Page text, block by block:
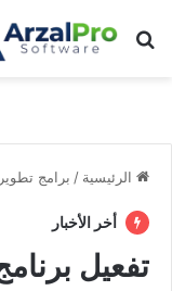
بحث عن
الرئيسية / برامج
أخر الأخبار